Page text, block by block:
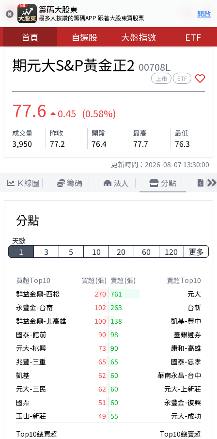
籌碼大股東
最多人按讚的籌碼APP 跟著大股東買股票 開啟
首頁 自選股 大盤指數 ETF
期元大S&P黃金正2 00708L
上市 ETF
77.6 0.45 (0.58%)
成交量
3,950
昨收
77.2
開盤
76.4
最高
77.7
最低
76.3
更新時間： 2026-08-07 13:30:00
Ｋ線圖 籌碼 法人 分點 股
分點
天數
1 3 5 10 20 60 120 更多
買超Top10 買超(張) 賣超(張)
賣超Top10
群益金鼎-西松
270 761
元大
永豐金-台南
102 263
台新
群益金鼎-北高雄
100 138
凱基-豐中
國泰-館前
90 98
臺銀證券
元大-桃興
73 90
康和-高雄
兆豐-三重
65 65
國泰-忠孝
凱基
62 60
華南永昌-台中
元大-三民
62 60
元大-上新莊
國票
51 60
永豐金-復興
玉山-新莊
49 55
元大-成功
Top10總買超
Top10總賣超